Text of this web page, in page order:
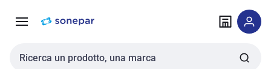
navigazione alla
Cerca input